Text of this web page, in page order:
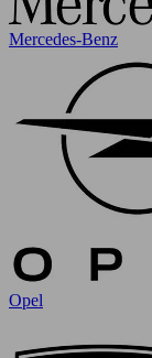
Mercedes-Benz
Opel